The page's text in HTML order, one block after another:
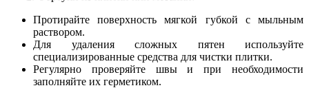
Протирайте поверхность мягкой губкой с мыльным
раствором.
Для удаления сложных пятен используйте
специализированные средства для чистки плитки.
Регулярно проверяйте швы и при необходимости
заполняйте их герметиком.